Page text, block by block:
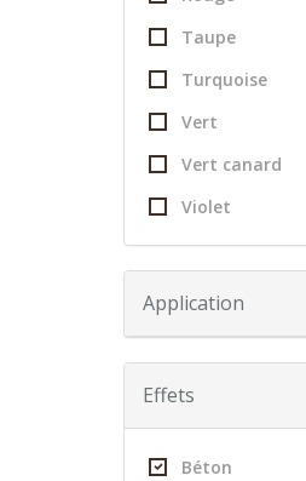
Taupe
Turquoise
Vert
Vert canard
Violet
Application
Effets
Béton